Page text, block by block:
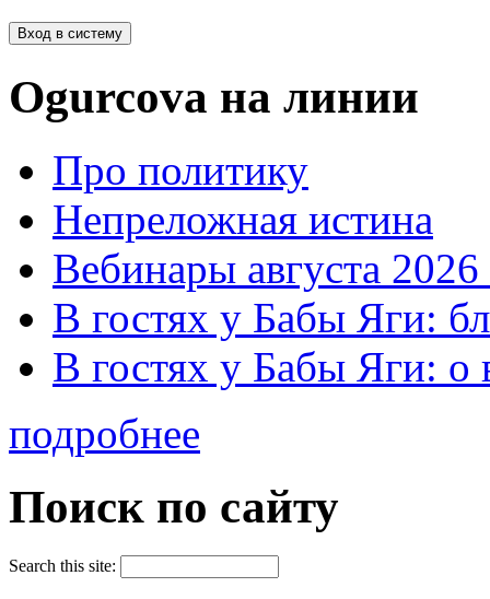
Ogurcova на линии
Про политику
Непреложная истина
Вебинары августа 2026
В гостях у Бабы Яги:
В гостях у Бабы Яги:
подробнее
Поиск по сайту
Search this site: